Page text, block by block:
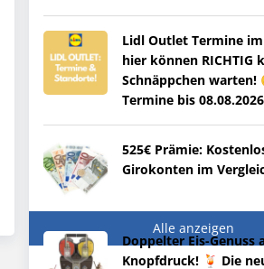
Lidl Outlet Termine
hier können RICHTIG
Schnäppchen warten!
Termine bis
525€ Prämie:
Girokonten im
Alle anzeigen
Doppelter Eis-Genuss
Knopfdruck! 🍹 Die